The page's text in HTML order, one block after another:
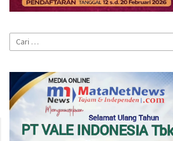
Cari
untuk: